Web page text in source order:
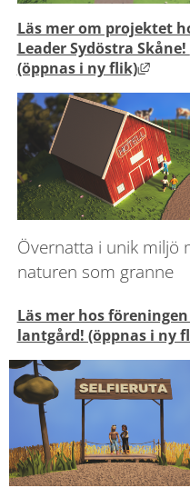
Läs mer om projektet
Leader Sydöstra Skåne!
(öppnas i ny flik) Länk
Övernatta i unik miljö
naturen som granne
Läs mer hos föreningen
lantgård! (öppnas i ny